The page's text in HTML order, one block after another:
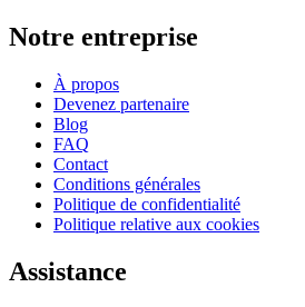
Notre entreprise
À propos
Devenez partenaire
Blog
FAQ
Contact
Conditions générales
Politique de confidentialité
Politique relative aux cookies
Assistance